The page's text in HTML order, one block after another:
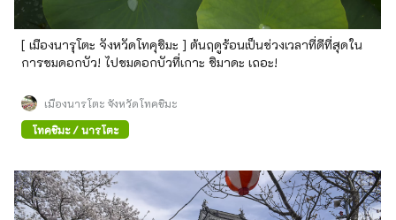
[ เมืองนารุโตะ จังหวัดโทคุชิมะ ] ต้นฤดูร้อนเป็นช่วงเวลาที่ดีที่สุดใน
การชมดอกบัว! ไปชมดอกบัวที่เกาะ ชิมาดะ เถอะ!
เมืองนารุโตะ จังหวัดโทคุชิมะ
โทคุชิมะ / นารุโตะ